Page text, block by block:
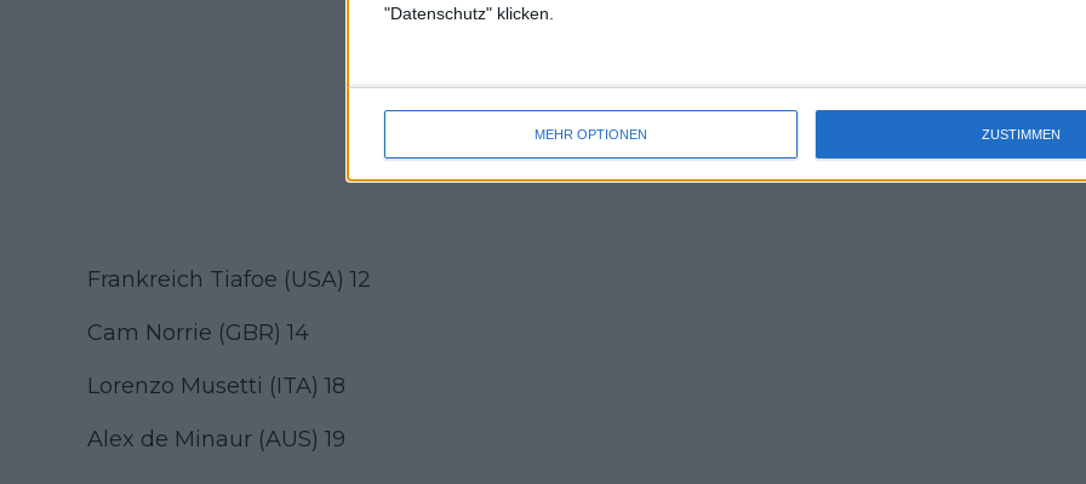
"Datenschutz" klicken.
MEHR OPTIONEN ZUSTIMMEN
Frankreich Tiafoe (USA) 12
Cam Norrie (GBR) 14
Lorenzo Musetti (ITA) 18
Alex de Minaur (AUS) 19